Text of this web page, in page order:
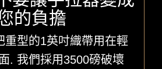
的負擔
重型的1英吋織帶用在輕
. 我們採用3500磅破壞